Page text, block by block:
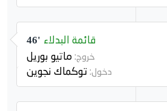
46' قائمة البدلاء
خروج: ماتيو بوريل
دخول:توكماك نجوين